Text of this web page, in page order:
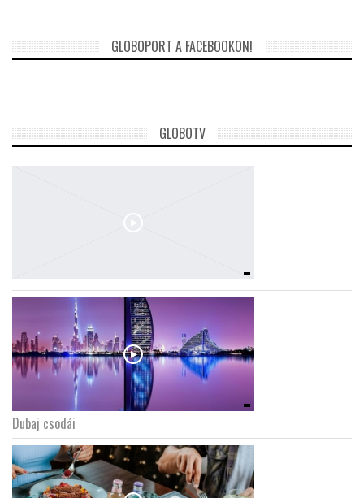
GLOBOPORT A FACEBOOKON!
GLOBOTV
Dubaj csodái